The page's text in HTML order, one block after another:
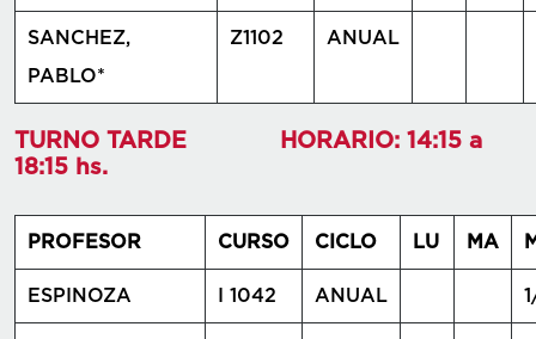
SANCHEZ,
PABLO*
Z1102 ANUAL
TURNO TARDE HORARIO: 14:15 a
18:15 hs.
PROFESOR CURSO CICLO LU MA
ESPINOZA I 1042 ANUAL